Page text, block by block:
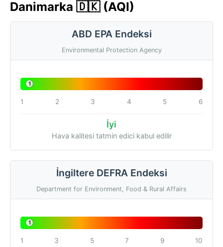
Danimarka 🇩🇰 (AQI)
ABD EPA Endeksi
Environmental Protection Agency
1
1 2 3 4 5 6
İyi
Hava kalitesi tatmin edici kabul edilir
İngiltere DEFRA Endeksi
Department for Environment, Food & Rural Affairs
1
1 3 5 7 9 10